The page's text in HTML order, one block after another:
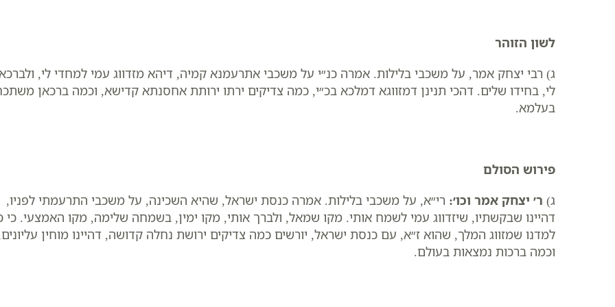
לשון הזוהר
ג) רבי יצחק אמר, על משכבי בלילות. אמרה כנ״י על משכבי אתרעמנא קמיה, דיהא מזדווג עמי למחדי לי,
לי, בחידו שלים. דהכי תנינן דמזווגא דמלכא בכ״י, כמה צדיקים ירתו ירותת אחסנתא קדישא, וכמה ברכאן
בעלמא.
פירוש הסולם
ג) ר׳ יצחק אמר וכו׳: רי״א, ​על משכבי בלילות. אמרה כנסת ישראל, שהיא השכינה, על משכבי התרעמתי לפניו,
דהיינו שבקשתיו, שיזדווג עמי לשמח אותי. מקו שמאל, ולברך אותי, מקו ימין, בשמחה שלימה, מקו האמצעי. כי
למדנו שמזווג המלך, שהוא ז״א, עם כנסת ישראל, יורשים כמה צדיקים ירושת נחלה קדושה, דהיינו מוחין
וכמה ברכות נמצאות בעולם.